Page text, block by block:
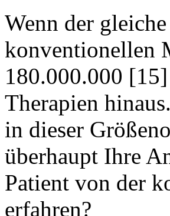
Wenn der
konventionellen
180.000.000
Therapien
in dieser
überhaupt Ihre
Patient von der
erfahren?